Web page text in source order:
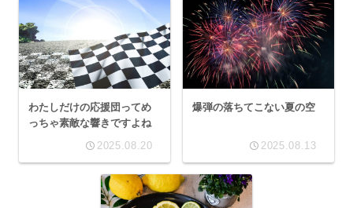
わたしだけの応援団ってめ
っちゃ素敵な響きですよね
2025.08.20
爆弾の落ちてこない夏の空
2025.08.13